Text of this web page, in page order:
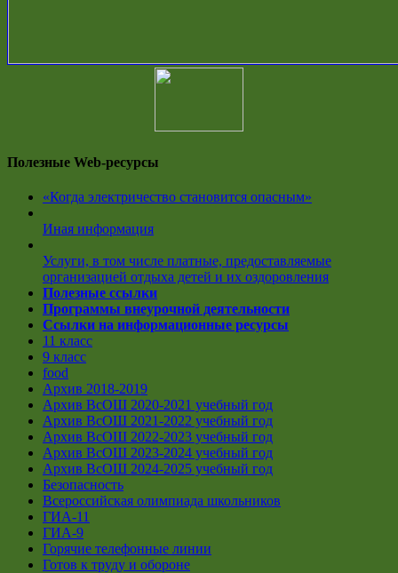
Полезные Web-ресурсы
«Когда электричество становится опасным»
Иная информация
Услуги, в том числе платные, предоставляемые
организацией отдыха детей и их оздоровления
Полезные ссылки
Программы внеурочной деятельности
Ссылки на информационные ресурсы
11 класс
9 класс
food
Архив 2018-2019
Архив ВсОШ 2020-2021 учебный год
Архив ВсОШ 2021-2022 учебный год
Архив ВсОШ 2022-2023 учебный год
Архив ВсОШ 2023-2024 учебный год
Архив ВсОШ 2024-2025 учебный год
Безопасность
Всероссийская олимпиада школьников
ГИА-11
ГИА-9
Горячие телефонные линии
Готов к труду и обороне